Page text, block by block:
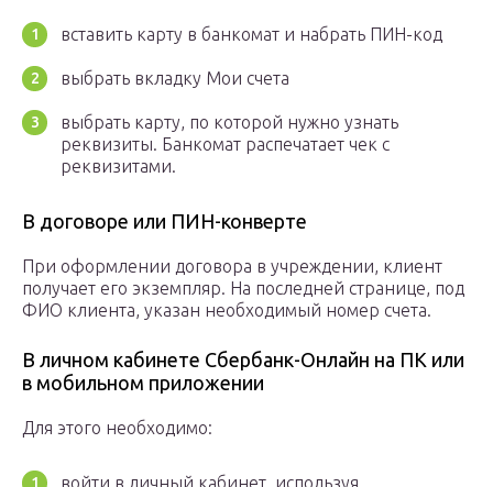
вставить карту в банкомат и набрать ПИН-код
выбрать вкладку Мои счета
выбрать карту, по которой нужно узнать
реквизиты. Банкомат распечатает чек с
реквизитами.
В договоре или ПИН-конверте
При оформлении договора в учреждении, клиент
получает его экземпляр. На последней странице, под
ФИО клиента, указан необходимый номер счета.
В личном кабинете Сбербанк-Онлайн на ПК или
в мобильном приложении
Для этого необходимо:
войти в личный кабинет, используя